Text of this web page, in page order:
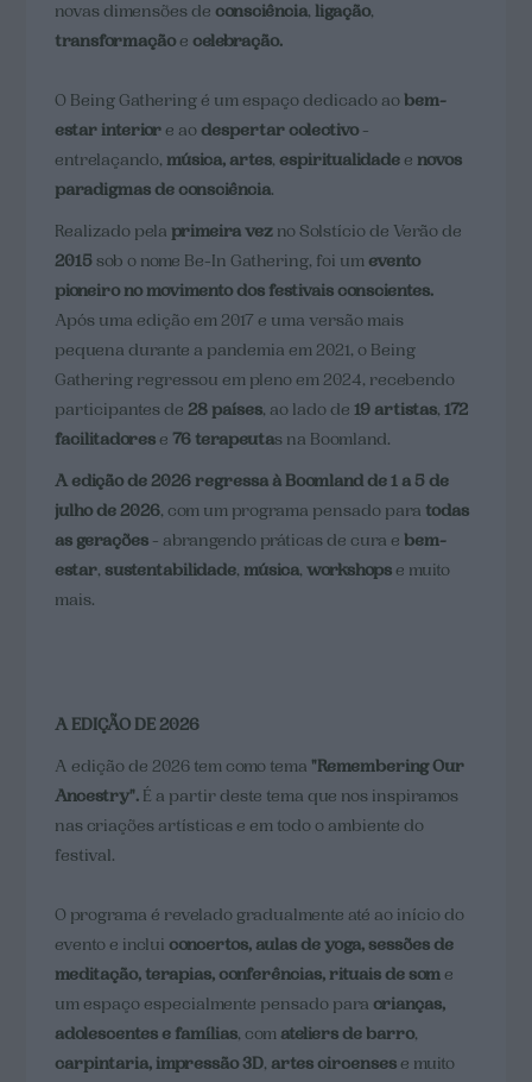
novas dimensões de consciência,ligação,
transformação e celebração.
O Being Gathering é um espaço dedicado ao bem-
estar interior e ao despertar colectivo -
entrelaçando,música, artes, espiritualidade enovos
paradigmas de consciência.
Realizado pela primeira vez no Solstício de Verão de
2015 sob o nome Be-In Gathering, foi um evento
pioneiro no movimento dos festivais conscientes.
Após uma edição em 2017 e uma versão mais
pequena durante a pandemia em 2021, o Being
Gathering regressou em pleno em 2024, recebendo
participantes de 28 países, ao lado de 19 artistas,172
facilitadores e 76 terapeutas na Boomland.
A edição de 2026 regressa à Boomland de 1 a 5 de
julho de 2026, com um programa pensado para todas
as gerações - abrangendo práticas de cura e bem-
estar,sustentabilidade,música,workshops e muito
mais.
A EDIÇÃO DE 2026
A edição de 2026 tem como tema "Remembering Our
Ancestry". É a partir deste tema que nos inspiramos
nas criações artísticas e em todo o ambiente do
festival.
O programa é revelado gradualmente até ao início do
evento e inclui concertos, aulas de yoga, sessões de
meditação, terapias, conferências, rituais de som e
um espaço especialmente pensado para crianças,
adolescentes e famílias, com ateliers de barro,
carpintaria,impressão 3D, artes circenses e muito